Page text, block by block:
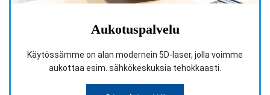
Aukotuspalvelu
Käytössämme on alan modernein 5D-laser, jolla voimme
aukottaa esim. sähkökeskuksia tehokkaasti.